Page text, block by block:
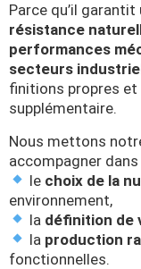
Parce qu’il garantit
résistance
performances
secteurs
finitions propres
supplémentaire.
Nous mettons
accompagner dans
le choix de la
environnement,
la définition de
la production
fonctionnelles.